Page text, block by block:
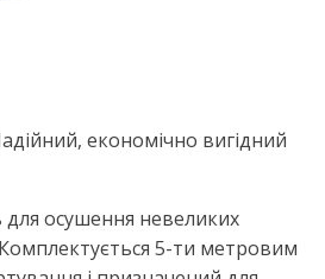
економічно вигідний
для осушення невеликих
5-ти метровим